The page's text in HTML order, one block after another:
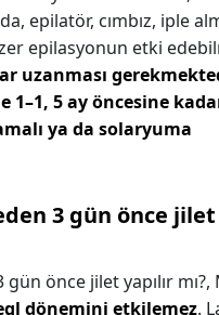
epilatör, cımbız, iple
epilasyonun etki
uzanması
1–1, 5 ay öncesine
ya da solaryuma
3 gün önce jilet
önce jilet yapılır mı?,
dönemini etkilemez.